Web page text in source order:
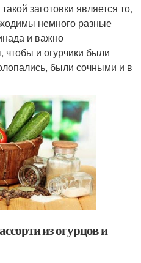
заготовки является то,
немного разные
и важно
чтобы и огурчики были
были сочными и в
из огурцов и